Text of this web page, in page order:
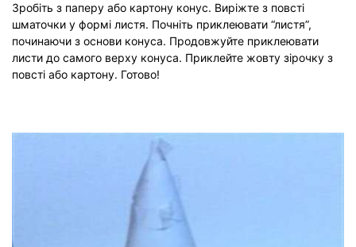
Зробіть з паперу або картону конус. Виріжте з повсті
шматочки у формі листя. Почніть приклеювати “листя”,
починаючи з основи конуса. Продовжуйте приклеювати
листи до самого верху конуса. Приклейте жовту зірочку з
повсті або картону. Готово!